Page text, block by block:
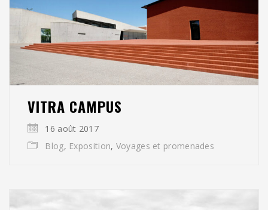
VITRA CAMPUS
16 août 2017
Blog, Exposition, Voyages et promenades